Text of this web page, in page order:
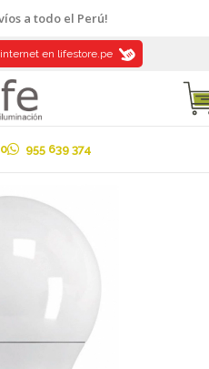
a todo el Perú!
en lifestore.pe
955 639 374